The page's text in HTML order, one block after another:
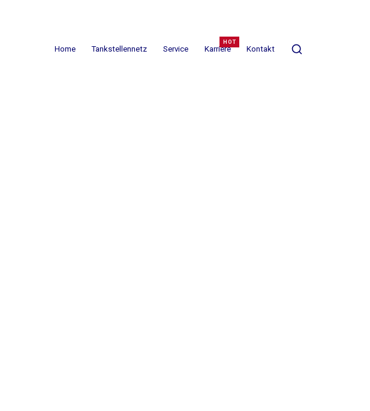
Home Tankstellennetz Service Karriere Kontakt